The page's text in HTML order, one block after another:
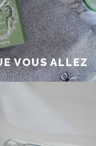
VOUS ALLEZ